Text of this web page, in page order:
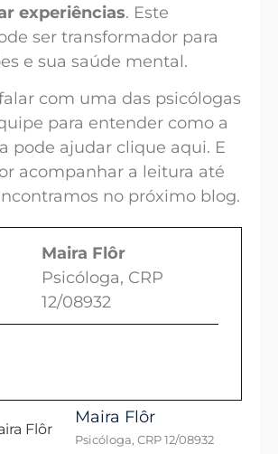
experiências. Este
ser transformador para
e sua saúde mental.
com uma das psicólogas
para entender como a
pode ajudar clique aqui. E
acompanhar a leitura até
no próximo blog.
Maira Flôr
Psicóloga, CRP
12/08932
Maira Flôr
Psicóloga, CRP 12/08932